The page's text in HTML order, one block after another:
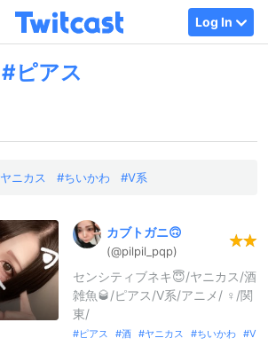
Log In
ピアス
ヤニカス ちいかわ V系
カブトガニ🙃
(@pilpil_ pqp)
センシティブネキ😇/ヤニカス/酒
雑魚🥃/ピアス/V系/アニメ/︎︎ ♀/関
東/
ピアス 酒 ヤニカス ちいかわ
V